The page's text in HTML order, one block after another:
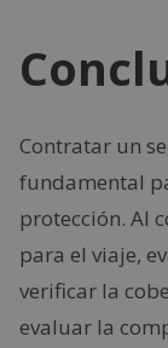
Contratar un
fundamental
protección. Al
para el viaje,
verificar la
evaluar la